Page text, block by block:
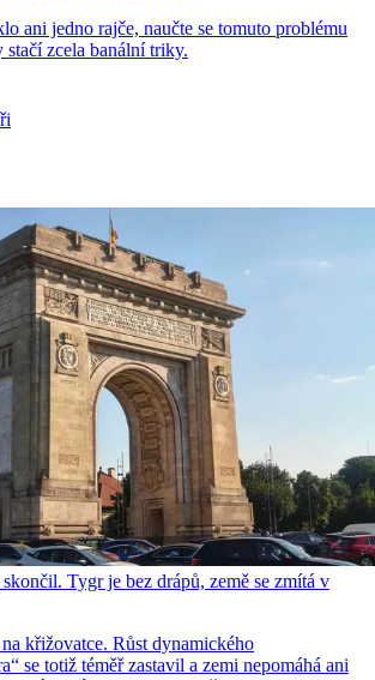
ani jedno rajče, naučte se tomuto problému
stačí zcela banální triky.
Tygr je bez drápů, země se zmítá v
křižovatce. Růst dynamického
se totiž téměř zastavil a zemi nepomáhá ani